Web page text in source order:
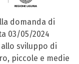
domanda di
03/05/2024
sviluppo di
piccole e medie